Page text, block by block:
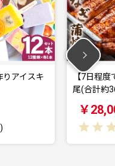
りアイスキ
)
【7日程
尾(合計約
￥